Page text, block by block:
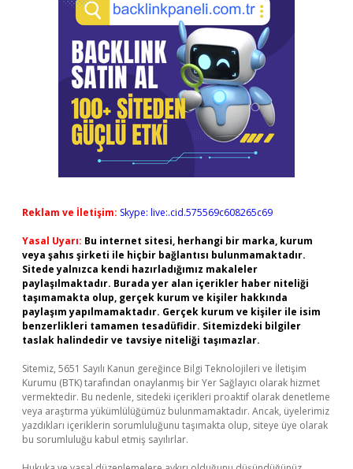
Reklam ve İletişim: Skype: live:.cid.575569c608265c69
Yasal Uyarı: Bu internet sitesi, herhangi bir marka, kurum
veya şahıs şirketi ile hiçbir bağlantısı bulunmamaktadır.
Sitede yalnızca kendi hazırladığımız makaleler
paylaşılmaktadır. Burada yer alan içerikler haber niteliği
taşımamakta olup, gerçek kurum ve kişiler hakkında
paylaşım yapılmamaktadır. Gerçek kurum ve kişiler ile isim
benzerlikleri tamamen tesadüfidir. Sitemizdeki bilgiler
taslak halindedir ve tavsiye niteliği taşımazlar.
Sitemiz, 5651 Sayılı Kanun gereğince Bilgi Teknolojileri ve İletişim
Kurumu (BTK) tarafından onaylanmış bir Yer Sağlayıcı olarak hizmet
vermektedir. Bu nedenle, sitedeki içerikleri proaktif olarak denetleme
veya araştırma yükümlülüğümüz bulunmamaktadır. Ancak, üyelerimiz
yazdıkları içeriklerin sorumluluğunu taşımakta olup, siteye üye olarak
bu sorumluluğu kabul etmiş sayılırlar.